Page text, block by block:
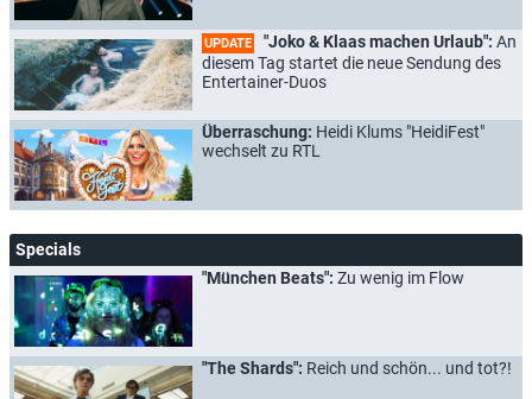
UPDATE "Joko & Klaas machen Urlaub": An
diesem Tag startet die neue Sendung des
Entertainer-Duos
Überraschung: Heidi Klums "HeidiFest"
wechselt zu RTL
Specials
"München Beats": Zu wenig im Flow
"The Shards": Reich und schön... und tot?!